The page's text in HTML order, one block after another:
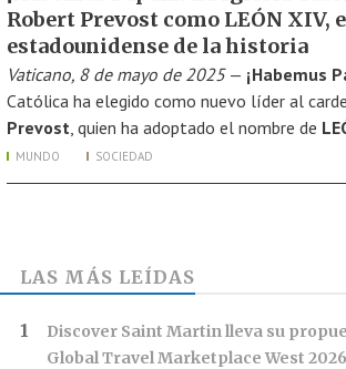
Robert Prevost como LEÓN XIV,
estadounidense de la historia
Vaticano, 8 de mayo de 2025— ¡Habemus
Católica ha elegido como nuevo líder al
Prevost, quien ha adoptado el nombre de
MUNDO SOCIEDAD
LAS MÁS LEÍDAS
Discover Saint Martin lleva su
Global Travel Marketplace West 2026